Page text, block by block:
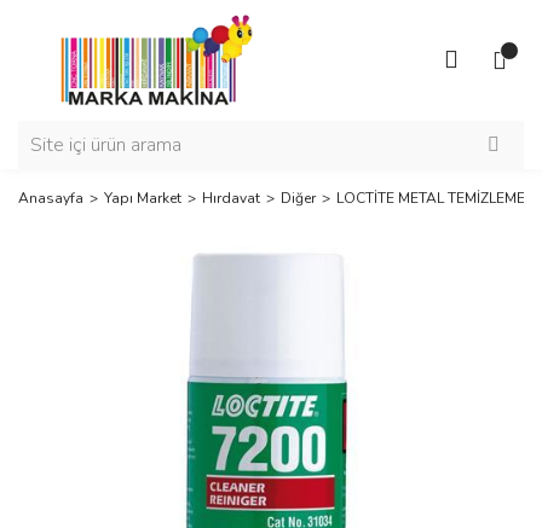
Anasayfa Yapı Market Hırdavat Diğer LOCTİTE METAL TEMİZLEME